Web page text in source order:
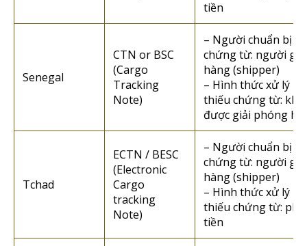
tiền
Senegal
CTN or BSC
(Cargo
Tracking
Note)
– Người chuẩn bị
chứng từ: người gửi
hàng (shipper)
– Hình thức xử lý
thiếu chứng từ:
được giải phóng
Tchad
ECTN / BESC
(Electronic
Cargo
tracking
Note)
– Người chuẩn bị
chứng từ: người gửi
hàng (shipper)
– Hình thức xử lý
thiếu chứng từ:
tiền